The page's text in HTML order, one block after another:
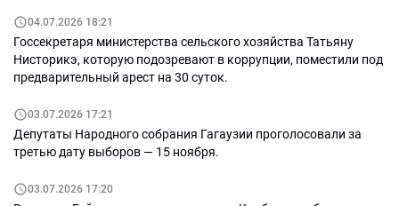
04.07.2026 18:21
Госсекретаря министерства сельского хозяйства Татьяну
Нисторикэ, которую подозревают в коррупции, поместили под
предварительный арест на 30 суток.
03.07.2026 17:21
Депутаты Народного собрания Гагаузии проголосовали за
третью дату выборов — 15 ноября.
03.07.2026 17:20